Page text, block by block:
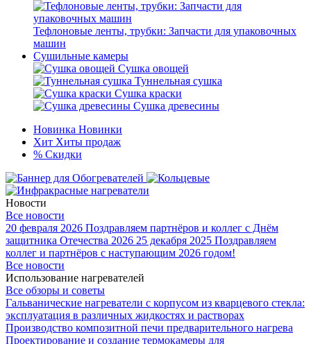
Тефлоновые ленты, трубки: Запчасти для упаковочных
машин
Сушильные камеры
Сушка овощей
Туннельная сушка
Сушка краски
Сушка древесины
Новинка Новинки
Хит Хиты продаж
% Скидки
Новости
Все новости
20 февраля 2026 Поздравляем партнёров и коллег с Днём
защитника Отечества 2026 25 декабря 2025 Поздравляем
коллег и партнёров с наступающим 2026 годом!
Все новости
Использование нагревателей
Все обзоры и советы
Гальванические нагреватели с корпусом из кварцевого стекла:
эксплуатация в различных жидкостях и растворах
Производство композитной печи предварительного нагрева
Проектирование и создание термокамеры для